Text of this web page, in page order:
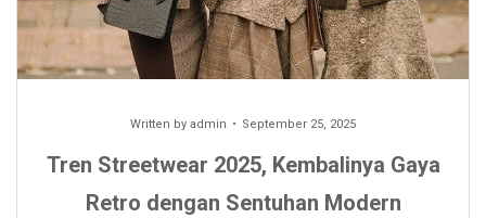
Written by admin September 25, 2025
Tren Streetwear 2025, Kembalinya Gaya
Retro dengan Sentuhan Modern